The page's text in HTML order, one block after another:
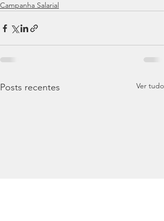
Campanha Salarial
Posts recentes Ver tudo